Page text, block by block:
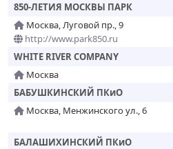
850-ЛЕТИЯ МОСКВЫ ПАРК
Москва, Луговой пр., 9
http://www.park850.ru
WHITE RIVER COMPANY
Москва
БАБУШКИНСКИЙ ПКиО
Москва, Менжинского ул., 6
БАЛАШИХИНСКИЙ ПКиО